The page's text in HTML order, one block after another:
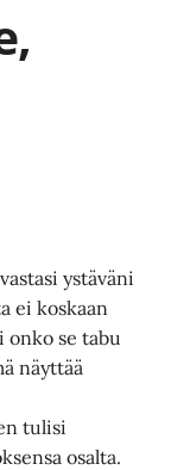
ystäväni
ei koskaan
se tabu
näyttää
tulisi
osalta.